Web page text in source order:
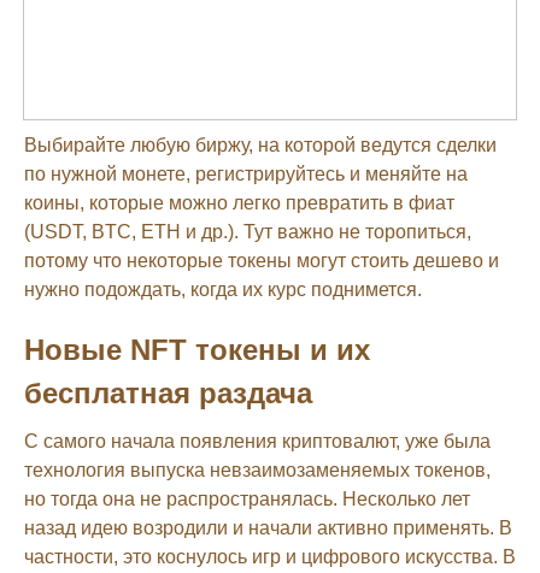
Выбирайте любую биржу, на которой ведутся сделки
по нужной монете, регистрируйтесь и меняйте на
коины, которые можно легко превратить в фиат
(USDT, BTC, ETH и др.). Тут важно не торопиться,
потому что некоторые токены могут стоить дешево и
нужно подождать, когда их курс поднимется.
Новые NFT токены и их
бесплатная раздача
С самого начала появления криптовалют, уже была
технология выпуска невзаимозаменяемых токенов,
но тогда она не распространялась. Несколько лет
назад идею возродили и начали активно применять. В
частности, это коснулось игр и цифрового искусства. В